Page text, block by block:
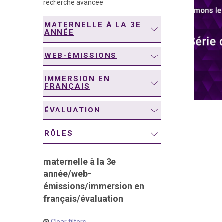
recherche avancée
MATERNELLE À LA 3E
ANNÉE
WEB-ÉMISSIONS
IMMERSION EN
FRANÇAIS
ÉVALUATION
RÔLES
maternelle à la 3e
année/web-
émissions/immersion en
français/évaluation